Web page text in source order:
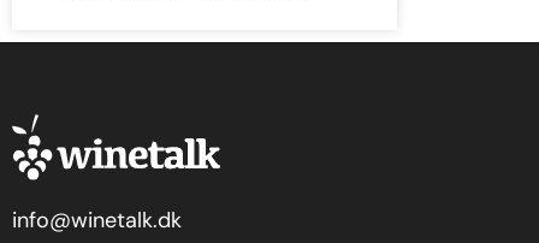
info@winetalk.dk